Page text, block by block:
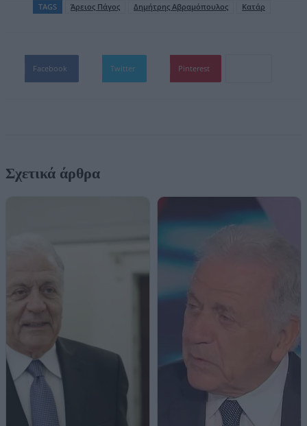
TAGS Άρειος Πάγος Δημήτρης Αβραμόπουλος Κατάρ
Facebook Twitter Pinterest
Σχετικά άρθρα